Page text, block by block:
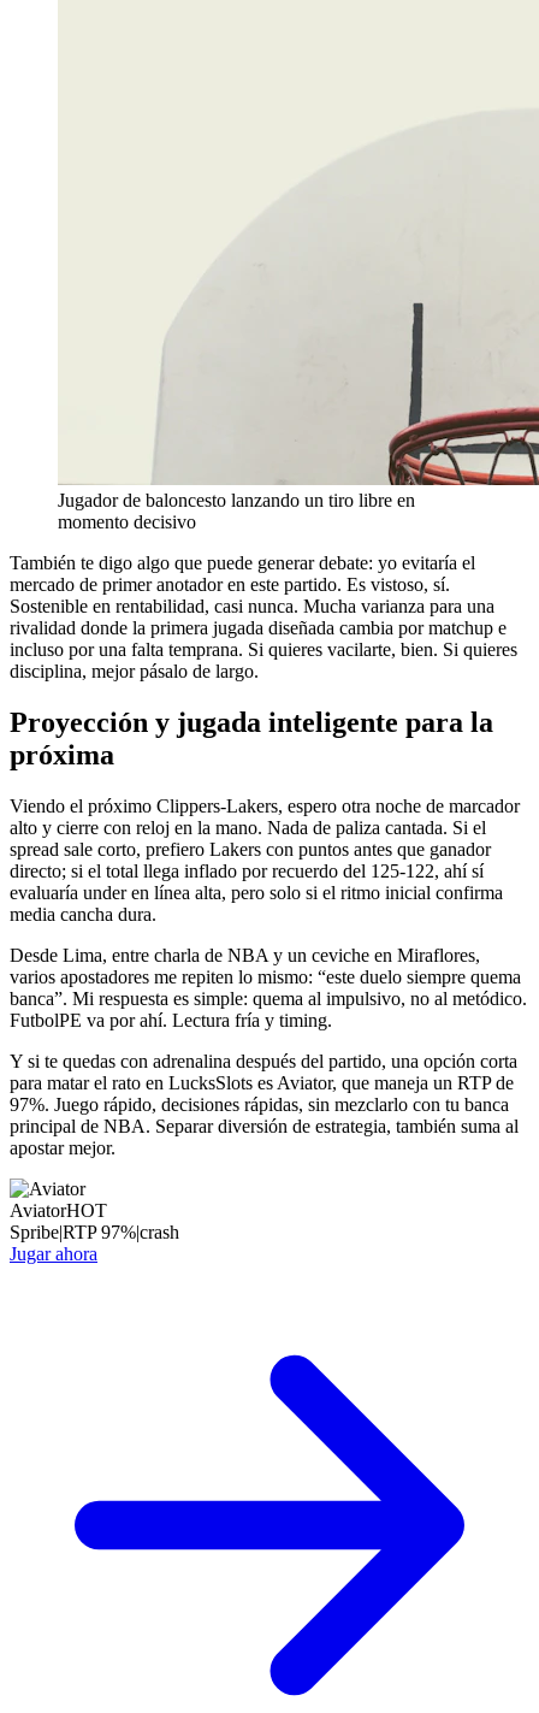
Jugador de baloncesto lanzando un tiro libre en
momento decisivo
También te digo algo que puede generar debate: yo evitaría el
mercado de primer anotador en este partido. Es vistoso, sí.
Sostenible en rentabilidad, casi nunca. Mucha varianza para una
rivalidad donde la primera jugada diseñada cambia por matchup e
incluso por una falta temprana. Si quieres vacilarte, bien. Si quieres
disciplina, mejor pásalo de largo.
Proyección y jugada inteligente para la
próxima
Viendo el próximo Clippers-Lakers, espero otra noche de marcador
alto y cierre con reloj en la mano. Nada de paliza cantada. Si el
spread sale corto, prefiero Lakers con puntos antes que ganador
directo; si el total llega inflado por recuerdo del 125-122, ahí sí
evaluaría under en línea alta, pero solo si el ritmo inicial confirma
media cancha dura.
Desde Lima, entre charla de NBA y un ceviche en Miraflores,
varios apostadores me repiten lo mismo: “este duelo siempre quema
banca”. Mi respuesta es simple: quema al impulsivo, no al metódico.
FutbolPE va por ahí. Lectura fría y timing.
Y si te quedas con adrenalina después del partido, una opción corta
para matar el rato en LucksSlots es Aviator, que maneja un RTP de
97%. Juego rápido, decisiones rápidas, sin mezclarlo con tu banca
principal de NBA. Separar diversión de estrategia, también suma al
apostar mejor.
AviatorHOT
Spribe|RTP97%|crash
Jugar ahora